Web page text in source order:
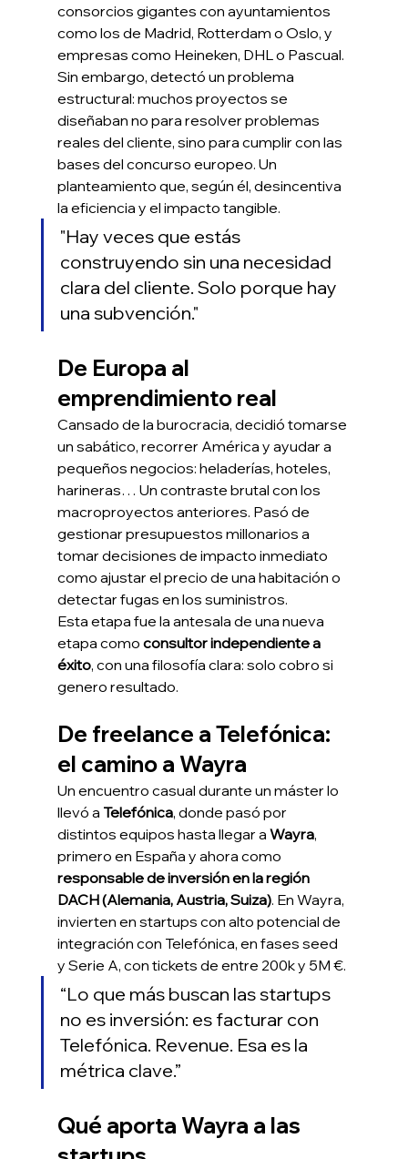
consorcios gigantes con ayuntamientos
como los de Madrid, Rotterdam o Oslo, y
empresas como Heineken, DHL o Pascual.
Sin embargo, detectó un problema
estructural: muchos proyectos se
diseñaban no para resolver problemas
reales del cliente, sino para cumplir con las
bases del concurso europeo. Un
planteamiento que, según él, desincentiva
la eficiencia y el impacto tangible.
"Hay veces que estás
construyendo sin una necesidad
clara del cliente. Solo porque hay
una subvención."
De Europa al
emprendimiento real
Cansado de la burocracia, decidió tomarse
un sabático, recorrer América y ayudar a
pequeños negocios: heladerías, hoteles,
harineras… Un contraste brutal con los
macroproyectos anteriores. Pasó de
gestionar presupuestos millonarios a
tomar decisiones de impacto inmediato
como ajustar el precio de una habitación o
detectar fugas en los suministros.
Esta etapa fue la antesala de una nueva
etapa como consultor independiente a
éxito, con una filosofía clara: solo cobro si
genero resultado.
De freelance a Telefónica:
el camino a Wayra
Un encuentro casual durante un máster lo
llevó a Telefónica, donde pasó por
distintos equipos hasta llegar a Wayra,
primero en España y ahora como
responsable de inversión en la región
DACH (Alemania, Austria, Suiza). En Wayra,
invierten en startups con alto potencial de
integración con Telefónica, en fases seed
y Serie A, con tickets de entre 200k y 5M €.
“Lo que más buscan las startups
no es inversión: es facturar con
Telefónica. Revenue. Esa es la
métrica clave.”
Qué aporta Wayra a las